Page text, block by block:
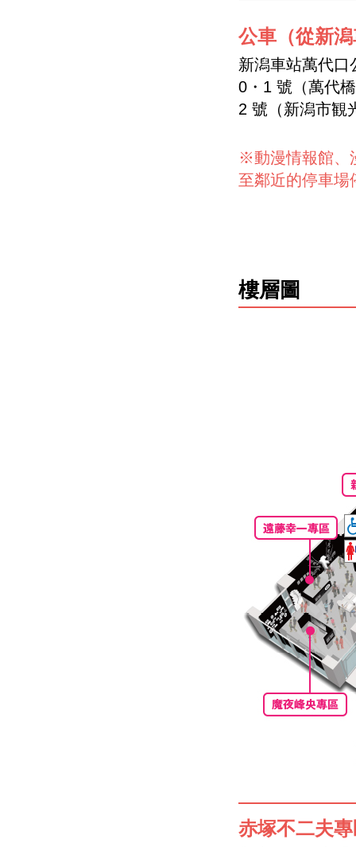
公車（從新
新潟車站萬代口
0・1 號（萬代
2 號（新潟市観
※動漫情報館、
至鄰近的停車場
樓層圖
赤塚不二夫